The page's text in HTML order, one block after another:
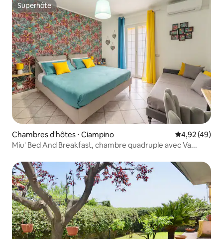
Superhôte
Superhôte
Chambres d'hôtes ⋅ Ciampino Évaluation
4,92 (49)
Miu' Bed And Breakfast, chambre quadruple avec Va...